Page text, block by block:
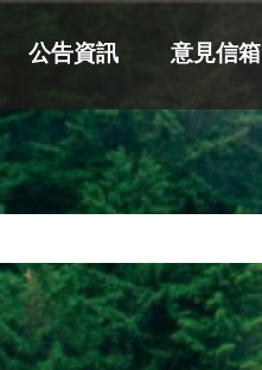
公告資訊 意見信箱